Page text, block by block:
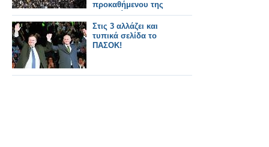
προκαθήμενου της
Εκκλησίας των
Κοπτών
Στις 3 αλλάζει και
τυπικά σελίδα το
ΠΑΣΟΚ!